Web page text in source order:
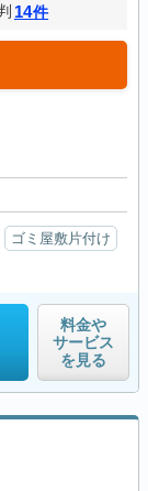
14件
ゴミ屋敷片付け
料金や
サービス
を見る